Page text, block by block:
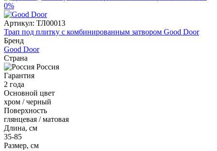
0%
Артикул: ТЛ00013
Трап под плитку с комбинированным затвором Good Door
Бренд
Good Door
Страна
Россия
Гарантия
2 года
Основной цвет
хром / черный
Поверхность
глянцевая / матовая
Длина, см
35-85
Размер, см